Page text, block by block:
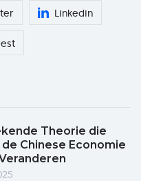
Linkedin
Theorie die
Chinese Economie